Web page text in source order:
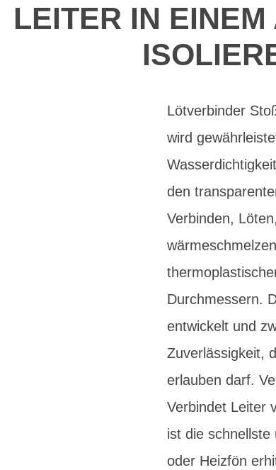
LEITER IN
Lötverbinder
wird
den
Verbinden,
Durchmessern.
entwickelt und
Zuverlässigkeit,
erlauben darf.
Verbindet Leiter
ist die
oder Heizfön